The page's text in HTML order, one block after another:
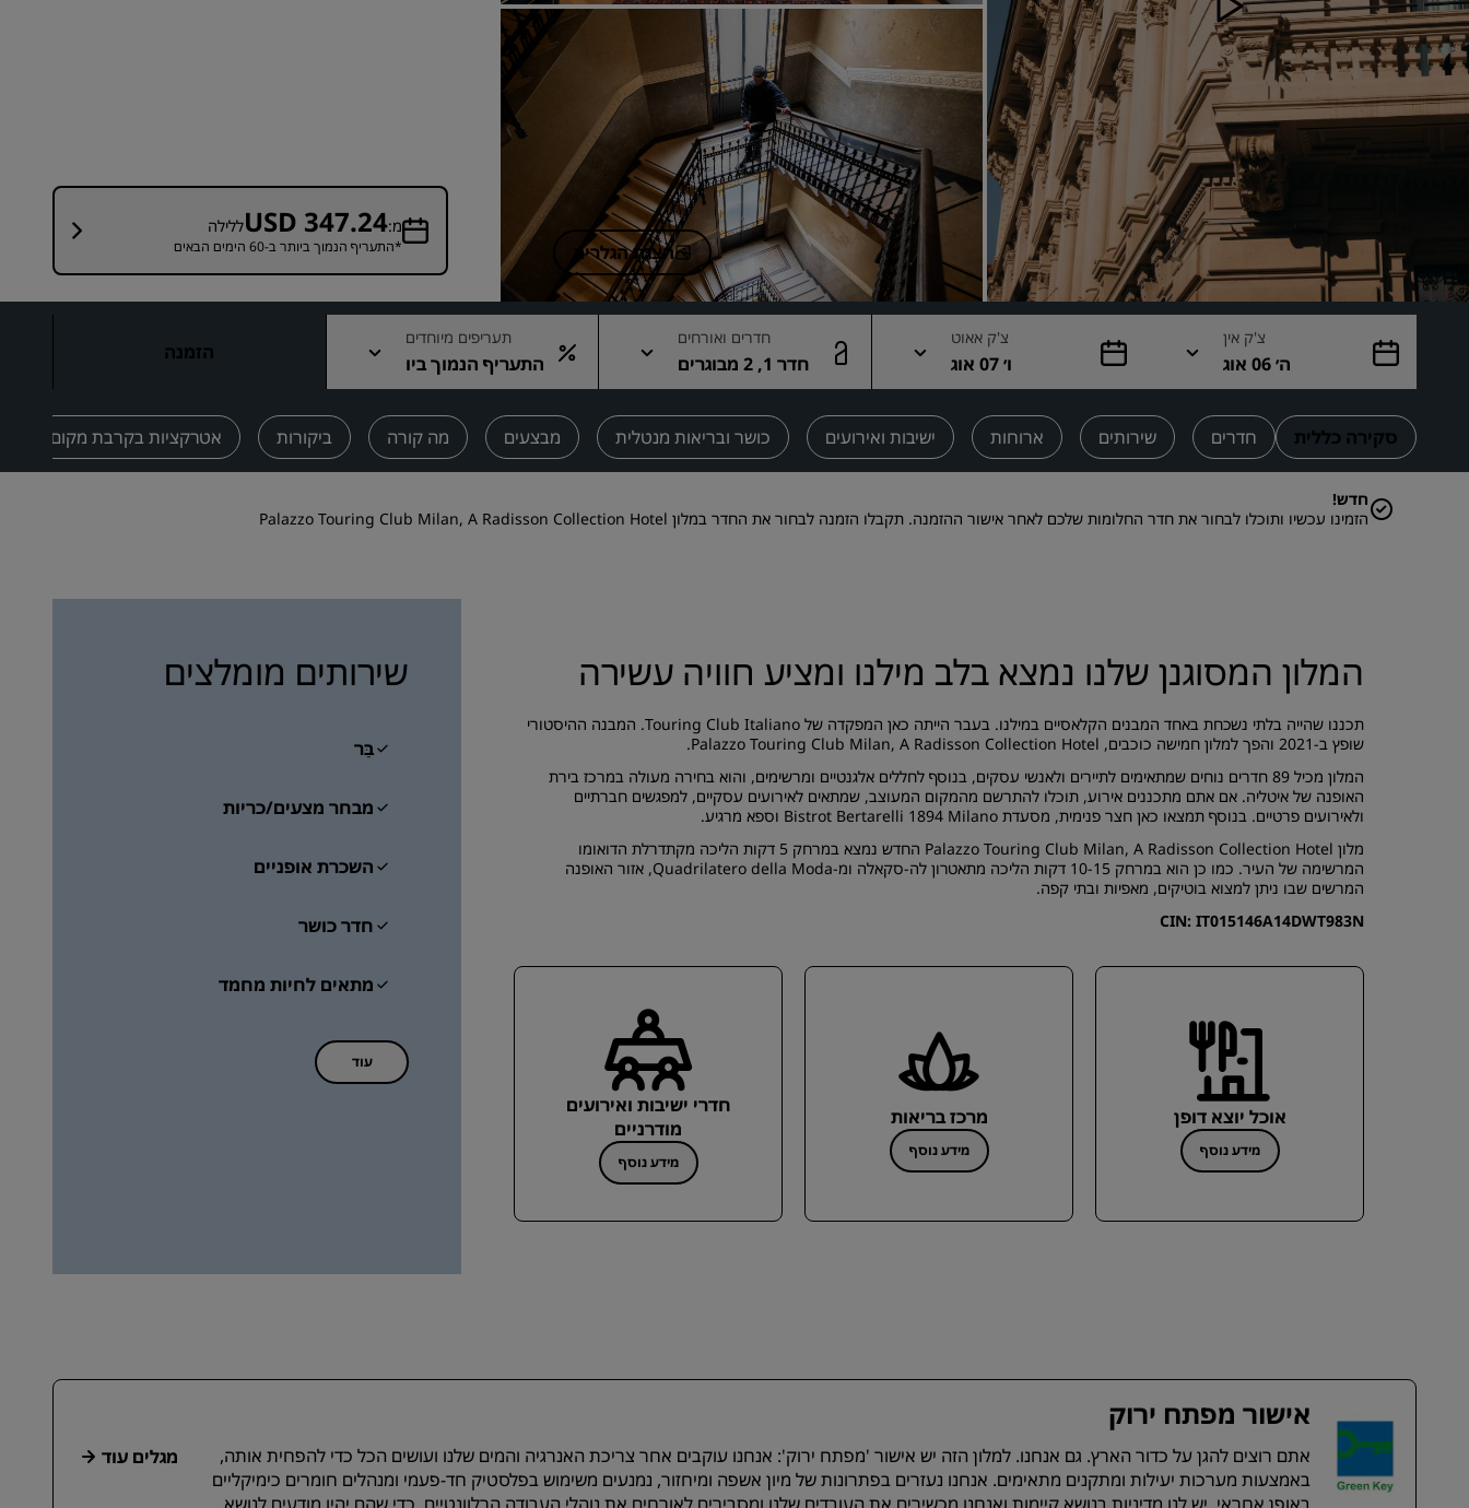
מותגים קשורים בסין
בקשת הצעת מחיר
יעדים לאירועים
פתרונות לתעשייה
חיפוש טיסות
חיפוש טיסות
אוכל
חיפוש מסעדה
שירותים דיגיטליים
אפליקציית Radisson Hotels
בקר בבלוג שלנו
Radisson Rewards
גלו את Radisson Rewards
כיצד להשתמש בנקודות
מבקרים ומתכננים
הצגת הגלריה
מ:USD 347.24ללילה
*התעריף הנמוך ביותר ב-60 הימים הבאים
צ'ק אין
ה׳ 06 אוג
צ'ק אאוט
ו׳ 07 אוג
חדרים ואורחים
חדר 1, 2 מבוגרים
תעריפים מיוחדים
התעריף הנמוך ביו
תר הזמין
הזמנה
סקירה כללית חדרים שירותים ארוחות ישיבות ואירועים כושר ובריאות מנטלית מבצעים מה קורה ביקורות אטרקציות בקרבת מקום
חדש!
הזמינו עכשיו ותוכלו לבחור את חדר החלומות שלכם לאחר אישור ההזמנה. תקבלו הזמנה לבחור את החדר במלון Palazzo Touring Club Milan, A Radisson Collection Hotel
המלון המסוגנן שלנו נמצא בלב מילנו ומציע חוויה עשירה
תכננו שהייה בלתי נשכחת באחד המבנים הקלאסיים במילנו. בעבר הייתה כאן המפקדה של Touring Club Italiano. המבנה ההיסטורי
שופץ ב-2021 והפך למלון חמישה כוכבים, Palazzo Touring Club Milan, A Radisson Collection Hotel.
המלון מכיל 89 חדרים נוחים שמתאימים לתיירים ולאנשי עסקים, בנוסף לחללים אלגנטיים ומרשימים, והוא בחירה מעולה במרכז בירת
האופנה של איטליה. אם אתם מתכננים אירוע, תוכלו להתרשם מהמקום המעוצב, שמתאים לאירועים עסקיים, למפגשים חברתיים
ולאירועים פרטיים. בנוסף תמצאו כאן חצר פנימית, מסעדת Bistrot Bertarelli 1894 Milano וספא מרגיע.
מלון Palazzo Touring Club Milan, A Radisson Collection Hotel החדש נמצא במרחק 5 דקות הליכה מקתדרלת הדואומו
המרשימה של העיר. כמו כן הוא במרחק 10-15 דקות הליכה מתאטרון לה-סקאלה ומ-Quadrilatero della Moda, אזור האופנה
המרשים שבו ניתן למצוא בוטיקים, מאפיות ובתי קפה.
CIN: IT015146A14DWT983N
אוכל יוצא דופן
מידע נוסף
מרכז בריאות
מידע נוסף
חדרי ישיבות ואירועים
מודרניים
מידע נוסף
שירותים מומלצים
בַּר
מבחר מצעים/כריות
השכרת אופניים
חדר כושר
מתאים לחיות מחמד
עוד
אישור מפתח ירוק
אתם רוצים להגן על כדור הארץ. גם אנחנו. למלון הזה יש אישור 'מפתח ירוק': אנחנו עוקבים אחר צריכת האנרגיה והמים שלנו ועושים הכל כדי להפחית אותה,
באמצעות מערכות יעילות ומתקנים מתאימים. אנחנו נעזרים בפתרונות של מיון אשפה ומיחזור, נמנעים משימוש בפלסטיק חד-פעמי ומנהלים חומרים כימיקליים
מגלים עוד